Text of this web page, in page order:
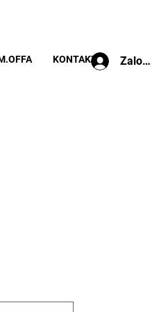
Zaloguj
KONTAKT